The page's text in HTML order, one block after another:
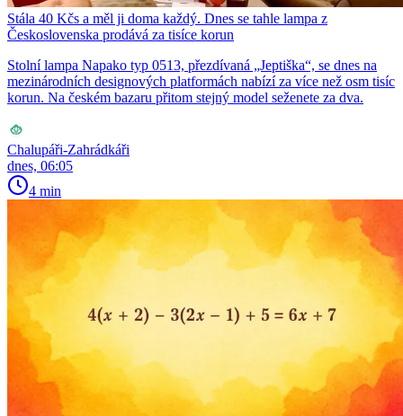
Stála 40 Kčs a měl ji doma každý. Dnes se tahle lampa z
Československa prodává za tisíce korun
Stolní lampa Napako typ 0513, přezdívaná „Jeptiška“, se dnes na
mezinárodních designových platformách nabízí za více než osm tisíc
korun. Na českém bazaru přitom stejný model seženete za dva.
Chalupáři-Zahrádkáři
dnes, 06:05
4 min